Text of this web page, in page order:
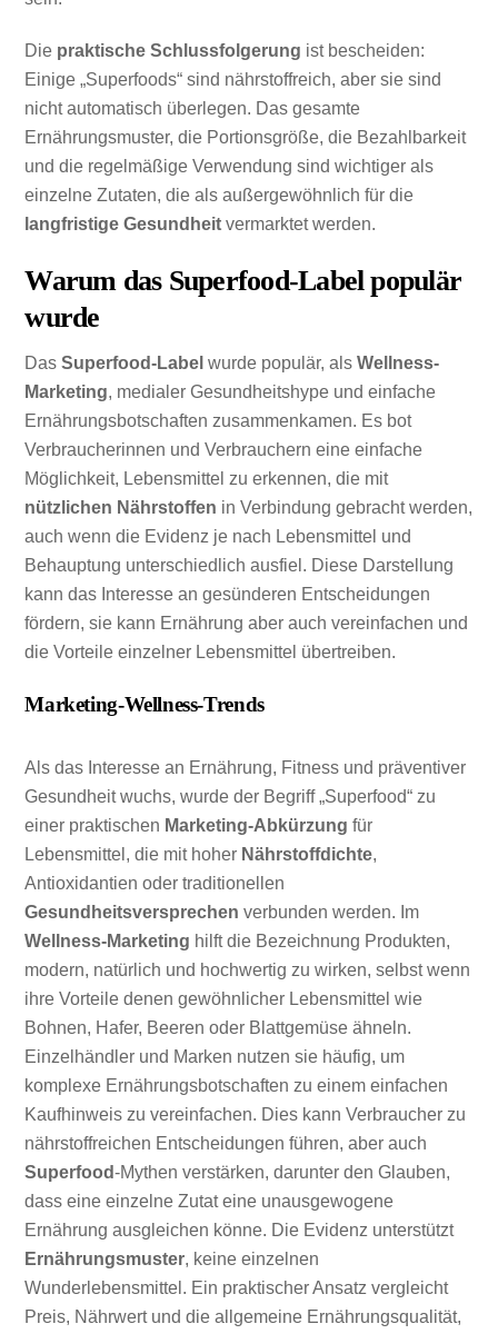
Die praktische Schlussfolgerung ist bescheiden:
Einige „Superfoods“ sind nährstoffreich, aber sie sind
nicht automatisch überlegen. Das gesamte
Ernährungsmuster, die Portionsgröße, die Bezahlbarkeit
und die regelmäßige Verwendung sind wichtiger als
einzelne Zutaten, die als außergewöhnlich für die
langfristige Gesundheit vermarktet werden.
Warum das Superfood-Label populär
wurde
DasSuperfood-Label wurde populär, alsWellness-
Marketing, medialer Gesundheitshype und einfache
Ernährungsbotschaften zusammenkamen. Es bot
Verbraucherinnen und Verbrauchern eine einfache
Möglichkeit, Lebensmittel zu erkennen, die mit
nützlichen Nährstoffen in Verbindung gebracht werden,
auch wenn die Evidenz je nach Lebensmittel und
Behauptung unterschiedlich ausfiel. Diese Darstellung
kann das Interesse an gesünderen Entscheidungen
fördern, sie kann Ernährung aber auch vereinfachen und
die Vorteile einzelner Lebensmittel übertreiben.
Marketing-Wellness-Trends
Als das Interesse an Ernährung, Fitness und präventiver
Gesundheit wuchs, wurde der Begriff „Superfood“ zu
einer praktischen Marketing-Abkürzung für
Lebensmittel, die mit hoher Nährstoffdichte,
Antioxidantien oder traditionellen
Gesundheitsversprechen verbunden werden. Im
Wellness-Marketing hilft die Bezeichnung Produkten,
modern, natürlich und hochwertig zu wirken, selbst wenn
ihre Vorteile denen gewöhnlicher Lebensmittel wie
Bohnen, Hafer, Beeren oder Blattgemüse ähneln.
Einzelhändler und Marken nutzen sie häufig, um
komplexe Ernährungsbotschaften zu einem einfachen
Kaufhinweis zu vereinfachen. Dies kann Verbraucher zu
nährstoffreichen Entscheidungen führen, aber auch
Superfood-Mythen verstärken, darunter den Glauben,
dass eine einzelne Zutat eine unausgewogene
Ernährung ausgleichen könne. Die Evidenz unterstützt
Ernährungsmuster, keine einzelnen
Wunderlebensmittel. Ein praktischer Ansatz vergleicht
Preis, Nährwert und die allgemeine Ernährungsqualität,